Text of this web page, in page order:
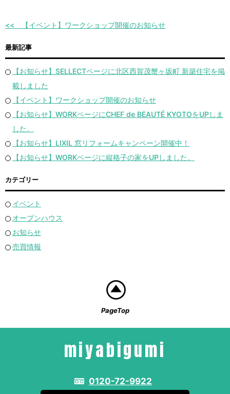
【イベント】ワークショップ開催のお知らせ
最新記事
【お知らせ】SELLECTページに北区西賀茂蟹ヶ坂町 新築住宅を掲
載しました
【イベント】ワークショップ開催のお知らせ
【お知らせ】WORKページにCHEF de BEAUTÉ KYOTOをUPしま
した。
【お知らせ】LIXIL 窓リフォームキャンペーン開催中！
【お知らせ】WORKページに縦格子の家をUPしました。
カテゴリー
イベント
オープンハウス
お知らせ
売買情報
PageTop
miyabigumi
0120-72-9922